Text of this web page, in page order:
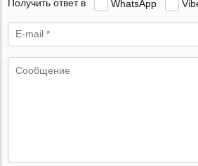
Получить ответ в WhatsApp